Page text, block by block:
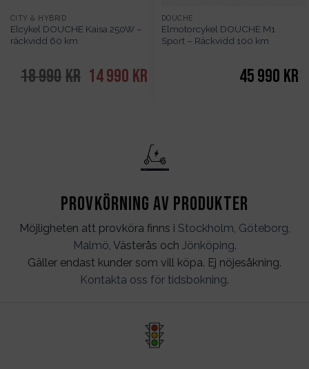
CITY & HYBRID
Elcykel DOUCHE Kaisa 250W –
räckvidd 60 km
18 990kr Det
ursprungliga
14 990 kr
DOUCHE
Elmotorcykel DOUCHE M1
Sport – Räckvidd 100 km
45 990 kr
Provkörning av produkter
Möjligheten att provköra finns i Stockholm, Göteborg,
Malmö, Västerås och Jönköping.
Gäller endast kunder som vill köpa. Ej nöjesåkning.
Kontakta oss för tidsbokning.